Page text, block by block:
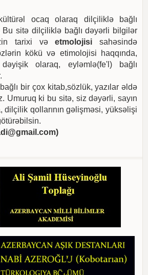
ocaq olaraq dilçiliklə bağlı
Bu sitə dilçiliklə bağlı dəyərli bilgilər
tarixi vəetmolojisi sahəsində
kökü və etimolojisi haqqında,
olaraq, eyləmlə(fe'l) bağlı
bir çox kitab,sözlük, yazılar əldə
Umuruq ki bu sitə, siz dəyərli, sayın
dilçilik qollarının gəlişməsi, yüksəlişi
)